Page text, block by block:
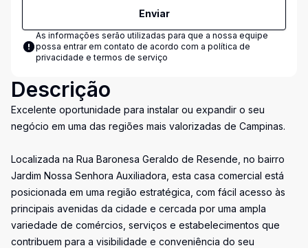
Enviar
As informações serão utilizadas para que a nossa equipe
possa entrar em contato de acordo com a política de
privacidade e termos de serviço
Descrição
Excelente oportunidade para instalar ou expandir o seu
negócio em uma das regiões mais valorizadas de Campinas.
Localizada na Rua Baronesa Geraldo de Resende, no bairro
Jardim Nossa Senhora Auxiliadora, esta casa comercial está
posicionada em uma região estratégica, com fácil acesso às
principais avenidas da cidade e cercada por uma ampla
variedade de comércios, serviços e estabelecimentos que
contribuem para a visibilidade e conveniência do seu